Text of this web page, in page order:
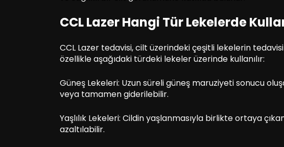
CCL Lazer Hangi Tür Lekelerde
CCL Lazer tedavisi, cilt üzerindeki çeşitli lekelerin
özellikle aşağıdaki türdeki lekeler üzerinde kullanılır:
Güneş Lekeleri: Uzun süreli güneş maruziyeti sonucu
veya tamamen giderilebilir.
Yaşlılık Lekeleri: Cildin yaşlanmasıyla birlikte ortaya
azaltılabilir.